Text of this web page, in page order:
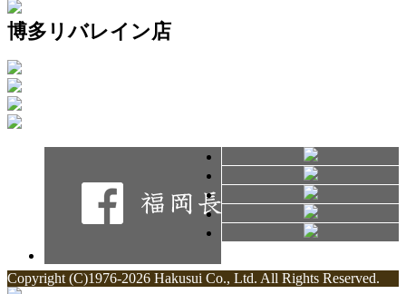
博多リバレイン店
Copyright (C)1976-2026 Hakusui Co., Ltd. All Rights Reserved.